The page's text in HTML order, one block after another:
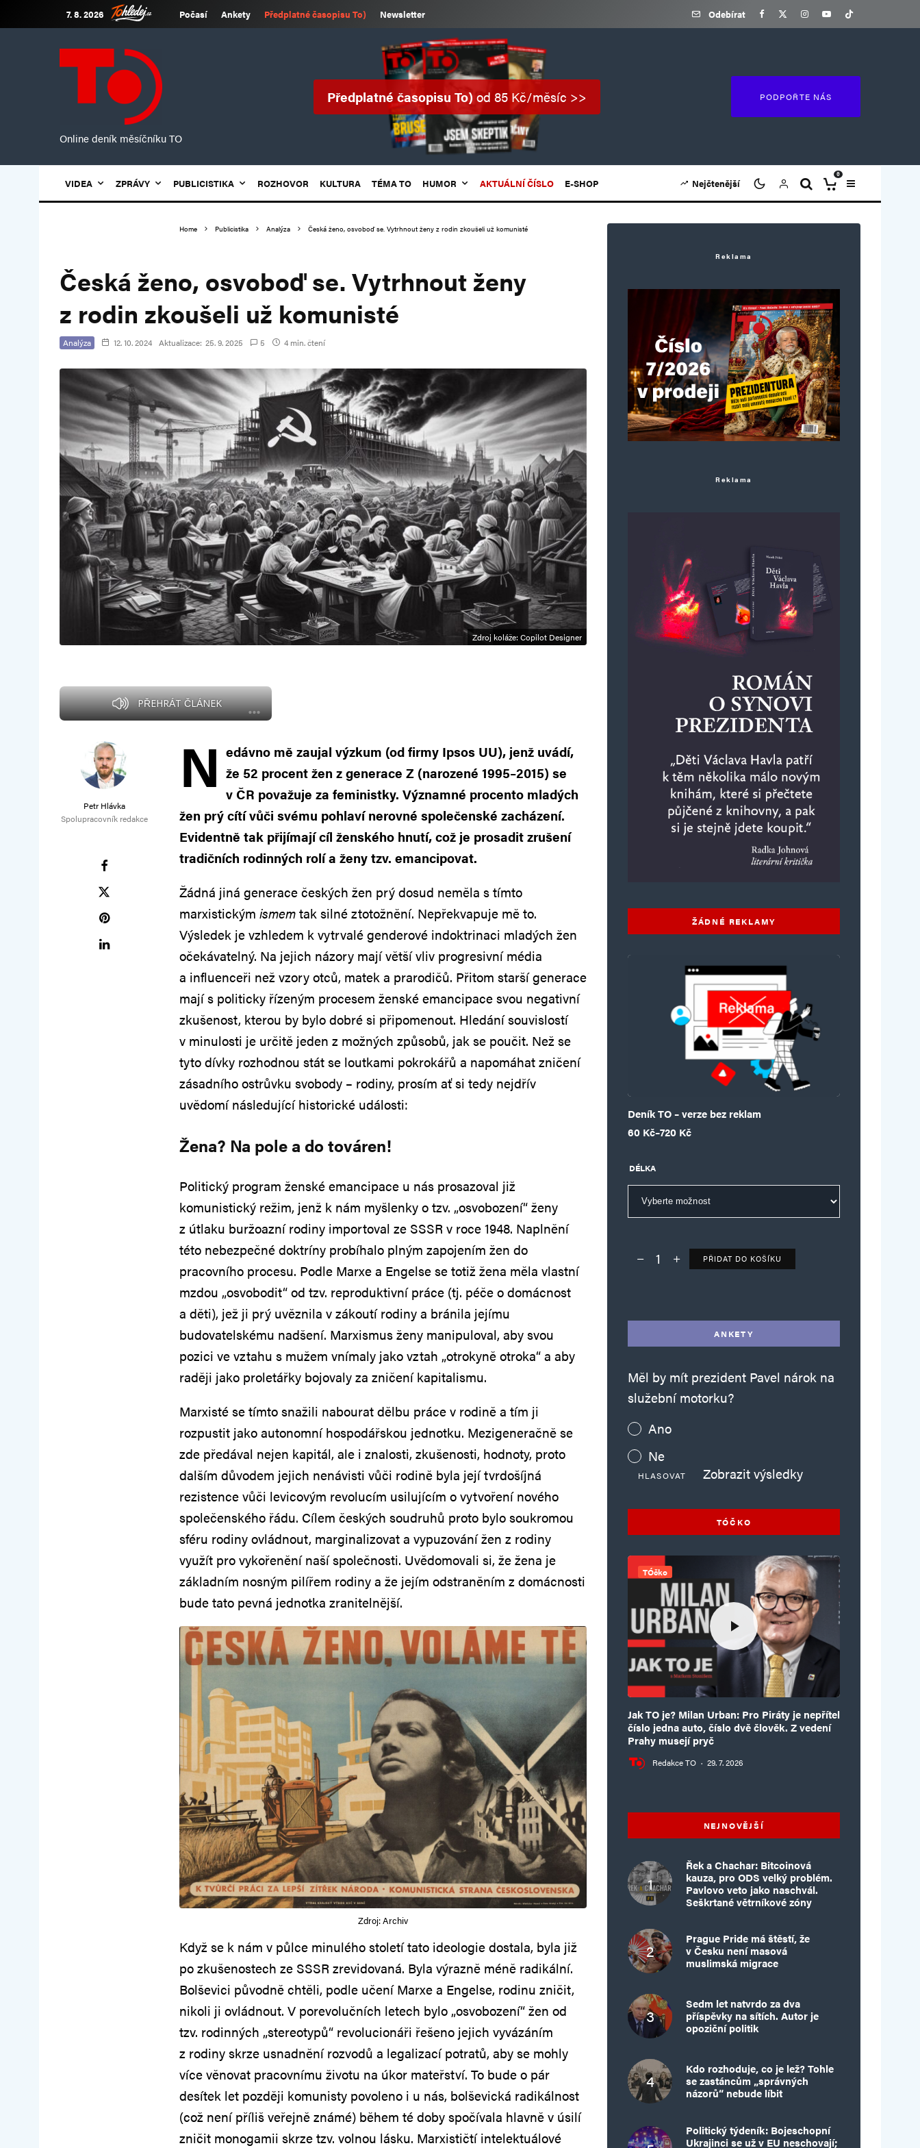
7. 8. 2026 Počasí Ankety Předplatné časopisu To) Newsletter Odebírat
Online deník měsíčníku TO
Předplatné časopisu To)od 85 Kč/měsíc >> PODPOŘTE NÁS
VIDEA ZPRÁVY PUBLICISTIKA ROZHOVOR KULTURA TÉMA TO HUMOR AKTUÁLNÍ ČÍSLO E-SHOP Nejčtenější
0
Home Publicistika Analýza Česká ženo, osvoboď se. Vytrhnout ženy z rodin zkoušeli už komunisté
Česká ženo, osvoboď se. Vytrhnout ženy
z rodin zkoušeli už komunisté
Analýza 12. 10. 2024 Aktualizace: 25. 9. 2025 5 4 min. čtení
Zdroj koláže: Copilot Designer
PŘEHRÁT ČLÁNEK
Petr Hlávka
Spolupracovník redakce
N edávno mě zaujal výzkum (od firmy Ipsos UU), jenž uvádí,
že 52 procent žen z generace Z (narozené 1995–2015) se
v ČR považuje za feministky. Významné procento mladých
žen prý cítí vůči svému pohlaví nerovné společenské zacházení.
Evidentně tak přijímají cíl ženského hnutí, což je prosadit zrušení
tradičních rodinných rolí a ženy tzv. emancipovat.
Žádná jiná generace českých žen prý dosud neměla s tímto
marxistickým ismemtak silné ztotožnění. Nepřekvapuje mě to.
Výsledek je vzhledem k vytrvalé genderové indoktrinaci mladých žen
očekávatelný. Na jejich názory mají větší vliv progresivní média
a influenceři než vzory otců, matek a prarodičů. Přitom starší generace
mají s politicky řízeným procesem ženské emancipace svou negativní
zkušenost, kterou by bylo dobré si připomenout. Hledání souvislostí
v minulosti je určitě jeden z možných způsobů, jak se poučit. Než se
tyto dívky rozhodnou stát se loutkami pokrokářů a napomáhat zničení
zásadního ostrůvku svobody – rodiny, prosím ať si tedy nejdřív
uvědomí následující historické události:
Žena? Na pole a do továren!
Politický program ženské emancipace u nás prosazoval již
komunistický režim, jenž k nám myšlenky o tzv. „osvobození“ ženy
z útlaku buržoazní rodiny importoval ze SSSR v roce 1948. Naplnění
této nebezpečné doktríny probíhalo plným zapojením žen do
pracovního procesu. Podle Marxe a Engelse se totiž žena měla vlastní
mzdou „osvobodit“ od tzv. reproduktivní práce (tj. péče o domácnost
a děti), jež ji prý uvěznila v zákoutí rodiny a bránila jejímu
budovatelskému nadšení. Marxismus ženy manipuloval, aby svou
pozici ve vztahu s mužem vnímaly jako vztah „otrokyně otroka“ a aby
raději jako proletářky bojovaly za zničení kapitalismu.
Marxisté se tímto snažili nabourat dělbu práce v rodině a tím ji
rozpustit jako autonomní hospodářskou jednotku. Mezigeneračně se
zde předával nejen kapitál, ale i znalosti, zkušenosti, hodnoty, proto
dalším důvodem jejich nenávisti vůči rodině byla její tvrdošíjná
rezistence vůči levicovým revolucím usilujícím o vytvoření nového
společenského řádu. Cílem českých soudruhů proto bylo soukromou
sféru rodiny ovládnout, marginalizovat a vypuzování žen z rodiny
využít pro vykořenění naší společnosti. Uvědomovali si, že žena je
základním nosným pilířem rodiny a že jejím odstraněním z domácnosti
bude tato pevná jednotka zranitelnější.
Zdroj: Archiv
Když se k nám v půlce minulého století tato ideologie dostala, byla již
po zkušenostech ze SSSR zrevidovaná. Byla výrazně méně radikální.
Bolševici původně chtěli, podle učení Marxe a Engelse, rodinu zničit,
nikoli ji ovládnout. V porevolučních letech bylo „osvobození“ žen od
tzv. rodinných „stereotypů“ revolucionáři řešeno jejich vyvázáním
z rodiny skrze usnadnění rozvodů a legalizací potratů, aby se mohly
více věnovat pracovnímu životu na úkor mateřství. To bude o pár
desítek let později komunisty povoleno i u nás, bolševická radikálnost
(což není příliš veřejně známé) během té doby spočívala hlavně v úsilí
zničit monogamii skrze tzv. volnou lásku. Marxističtí intelektuálové
Reklama
Reklama
ŽÁDNÉ REKLAMY
Deník TO – verze bez reklam
60 Kč–720 Kč
Rozpětí cen: 60 Kč až 720 Kč
DÉLKA
Deník TO – verze bez reklam množství
PŘIDAT DO KOŠÍKU
ANKETY
Měl by mít prezident Pavel nárok na
služební motorku?
Ano
Ne
HLASOVAT Zobrazit výsledky
TÓČKO
TÓčko
Jak TO je? Milan Urban: Pro Piráty je nepřítel
číslo jedna auto, číslo dvě člověk. Z vedení
Prahy musejí pryč
Redakce TO · 29. 7. 2026
NEJNOVĚJŠÍ
Řek a Chachar: Bitcoinová
kauza, pro ODS velký problém.
Pavlovo veto jako naschvál.
Seškrtané větrníkové zóny
Prague Pride má štěstí, že
v Česku není masová
muslimská migrace
Sedm let natvrdo za dva
příspěvky na sítích. Autor je
opoziční politik
Kdo rozhoduje, co je lež? Tohle
se zastáncům „správných
názorů“ nebude líbit
Politický týdeník: Bojeschopní
Ukrajinci se už v EU neschovají;